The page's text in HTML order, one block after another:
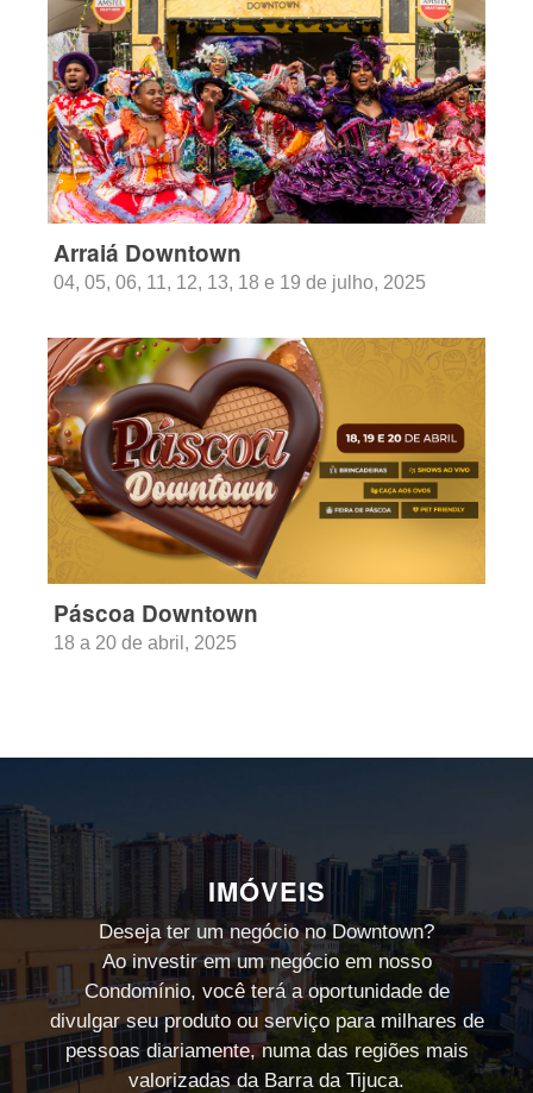
Arraiá Downtown
04, 05, 06, 11, 12, 13, 18 e 19 de julho, 2025
Páscoa Downtown
18 a 20 de abril, 2025
IMÓVEIS
Deseja ter um negócio no Downtown?
Ao investir em um negócio em nosso
Condomínio, você terá a oportunidade de
divulgar seu produto ou serviço para milhares de
pessoas diariamente, numa das regiões mais
valorizadas da Barra da Tijuca.